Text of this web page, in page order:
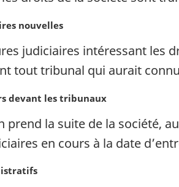
nouvelles
judiciaires intéressant les
tout tribunal qui aurait
devant les tribunaux
prend la suite de la société,
en cours à la date